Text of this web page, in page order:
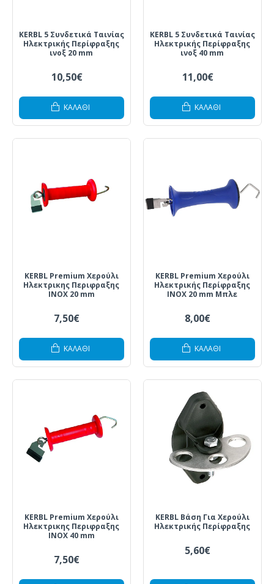
KERBL 5 Συνδετικά Ταινίας
Ηλεκτρικής Περίφραξης
ινοξ 20 mm
10,50€
ΚΑΛΆΘΙ
KERBL 5 Συνδετικά Ταινίας
Ηλεκτρικής Περίφραξης
ινοξ 40 mm
11,00€
ΚΑΛΆΘΙ
KERBL Premium Χερούλι
Ηλεκτρικης Περιφραξης
INOX 20 mm
7,50€
ΚΑΛΆΘΙ
KERBL Premium Χερούλι
Ηλεκτρικής Περίφραξης
INOX 20 mm Μπλε
8,00€
ΚΑΛΆΘΙ
KERBL Premium Χερούλι
Ηλεκτρικης Περιφραξης
INOX 40 mm
7,50€
KERBL Βάση Για Χερούλι
Ηλεκτρικής Περίφραξης
5,60€